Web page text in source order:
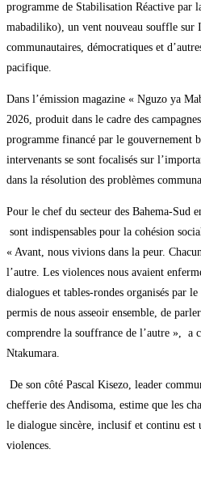
programme de Stabilisation Réactive par
mabadiliko), un vent nouveau souffle sur
communautaires, démocratiques et
pacifique.
Dans l’émission magazine « Nguzo ya
2026, produit dans le cadre des
programme financé par le gouvernement
intervenants se sont focalisés sur
dans la résolution des problèmes
Pour le chef du secteur des Bahema-Sud
sont indispensables pour la cohésion
« Avant, nous vivions dans la peur.
l’autre. Les violences nous avaient
dialogues et tables-rondes organisés par
permis de nous asseoir ensemble, de
comprendre la souffrance de l’autre », a
Ntakumara.
De son côté Pascal Kisezo, leader
chefferie des Andisoma, estime que les
le dialogue sincère, inclusif et continu
violences.